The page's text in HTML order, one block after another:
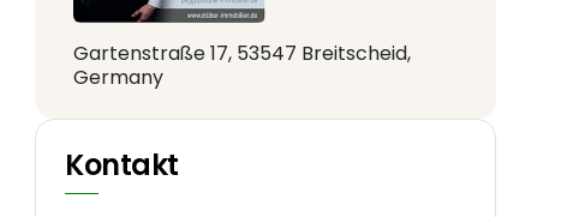
Gartenstraße 17, 53547 Breitscheid,
Germany
Kontakt